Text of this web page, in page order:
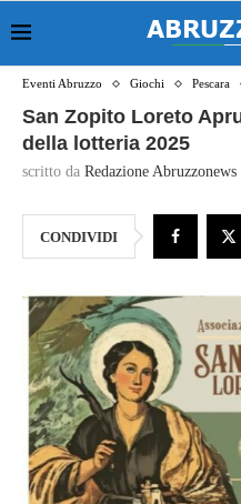
Eventi Abruzzo Giochi Pescara
San Zopito Loreto
della lotteria 2025
scritto da Redazione Abruzzonews
CONDIVIDI